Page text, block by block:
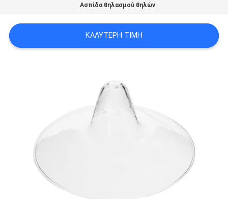
SHOPPING
POLICY
Ασπίδα θηλασμού θηλών
ΚΑΛΎΤΕΡΗ ΤΙΜΉ